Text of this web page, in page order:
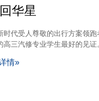
华星
时代受人尊敬的出行方案领
高三汽修专业学生最好的见证
情»